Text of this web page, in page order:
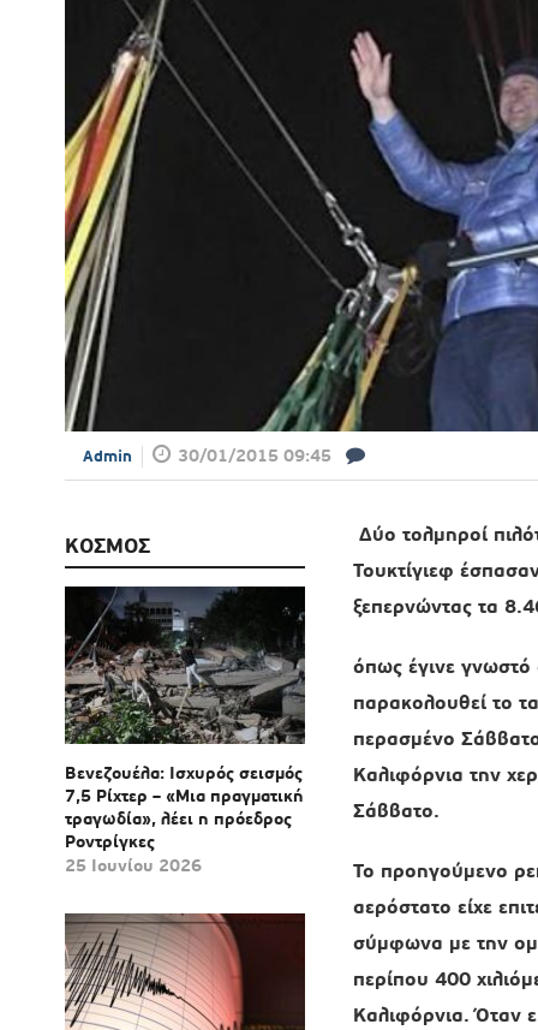
Admin 30/01/2015 09:45
ΚΟΣΜΟΣ
Βενεζουέλα: Ισχυρός σεισμός
7,5 Ρίχτερ – «Μια πραγματική
τραγωδία», λέει η πρόεδρος
Ροντρίγκες
25 Ιουνίου 2026
Δύο τολμηροί
Τουκτίγιεφ
ξεπερνώντας τα
όπως έγινε γνωστό
παρακολουθεί το
περασμένο
Καλιφόρνια την
Σάββατο.
Το προηγούμενο
αερόστατο είχε
σύμφωνα με την
περίπου 400
Καλιφόρνια. Όταν